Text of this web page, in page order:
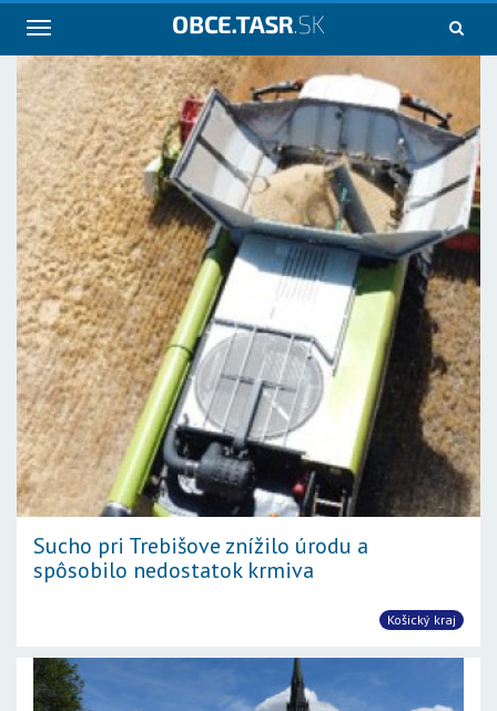
Navigácia
Sucho pri Trebišove znížilo úrodu a
spôsobilo nedostatok krmiva
Košický kraj